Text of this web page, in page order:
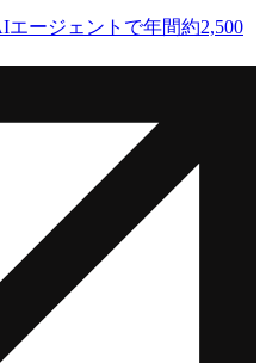
ージェントで年間約2,500